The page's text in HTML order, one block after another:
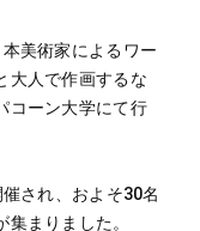
美術家によるワー
大人で作画するな
コーン大学にて行
され、およそ30名
まりました。